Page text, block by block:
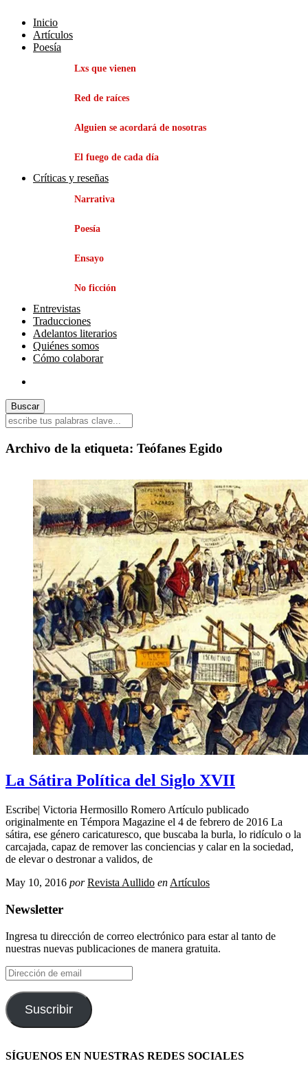
Inicio
Artículos
Poesía
Lxs que vienen
Red de raíces
Alguien se acordará de nosotras
El fuego de cada día
Críticas y reseñas
Narrativa
Poesía
Ensayo
No ficción
Entrevistas
Traducciones
Adelantos literarios
Quiénes somos
Cómo colaborar
Archivo de la etiqueta: Teófanes Egido
La Sátira Política del Siglo XVII
Escribe| Victoria Hermosillo Romero Artículo publicado
originalmente en Témpora Magazine el 4 de febrero de 2016 La
sátira, ese género caricaturesco, que buscaba la burla, lo ridículo o la
carcajada, capaz de remover las conciencias y calar en la sociedad,
de elevar o destronar a validos, de
May 10, 2016 por Revista Aullido en Artículos
Newsletter
Ingresa tu dirección de correo electrónico para estar al tanto de
nuestras nuevas publicaciones de manera gratuita.
Dirección
de
email
Suscribir
SÍGUENOS EN NUESTRAS REDES SOCIALES